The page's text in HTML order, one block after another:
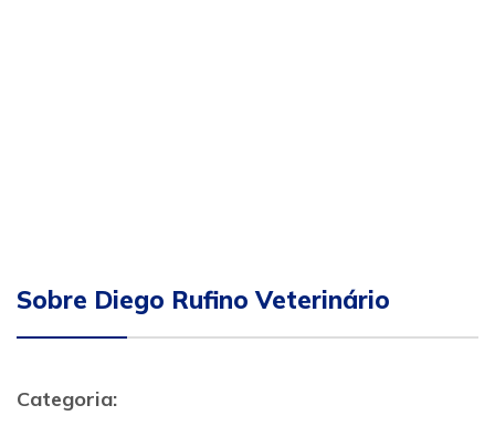
Sobre Diego Rufino Veterinário
Categoria: